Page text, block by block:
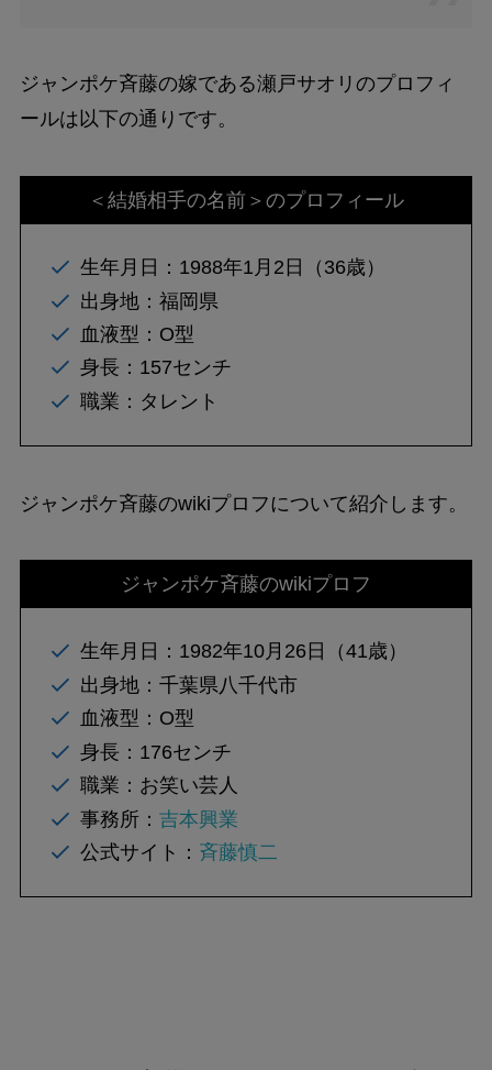
ジャンポケ斉藤の嫁である瀬戸サオリのプロフィ
ールは以下の通りです。
＜結婚相手の名前＞のプロフィール
生年月日：1988年1月2日（36歳）
出身地：福岡県
血液型：O型
身長：157センチ
職業：タレント
ジャンポケ斉藤のwikiプロフについて紹介します。
ジャンポケ斉藤のwikiプロフ
生年月日：1982年10月26日（41歳）
出身地：千葉県八千代市
血液型：O型
身長：176センチ
職業：お笑い芸人
事務所： 吉本興業
公式サイト： 斉藤慎二